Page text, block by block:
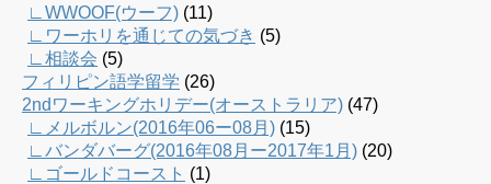
∟WWOOF(ウーフ) (11)
∟ワーホリを通じての気づき (5)
∟相談会 (5)
フィリピン語学留学 (26)
2ndワーキングホリデー(オーストラリア) (47)
∟メルボルン(2016年06ー08月) (15)
∟バンダバーグ(2016年08月ー2017年1月) (20)
∟ゴールドコースト (1)